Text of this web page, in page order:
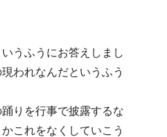
うふうにお答えしまし
われなんだというふう
りを行事で披露するな
これをなくしていこう